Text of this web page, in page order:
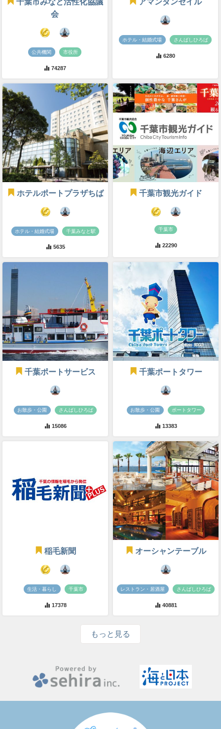
千葉市みなと活性化協議
会
公共機関 市役所
74287
アマンダンセイル
ホテル・結婚式場 さんばしひろば
6280
ホテルポートプラザちば
ホテル・結婚式場 千葉みなと駅
5635
千葉市観光ガイド
千葉市
22290
千葉ポートサービス
お散歩・公園 さんばしひろば
15086
千葉ポートタワー
お散歩・公園 ポートタワー
13383
稲毛新聞
生活・暮らし 千葉市
17378
オーシャンテーブル
レストラン・居酒屋 さんばしひろば
40881
もっと見る